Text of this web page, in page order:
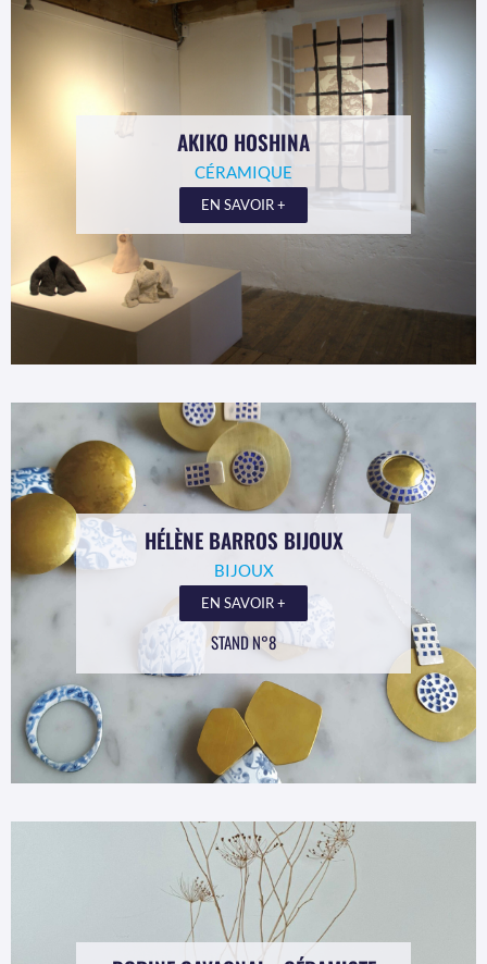
AKIKO HOSHINA
CÉRAMIQUE
EN SAVOIR +
HÉLÈNE BARROS BIJOUX
BIJOUX
EN SAVOIR +
STAND N°8